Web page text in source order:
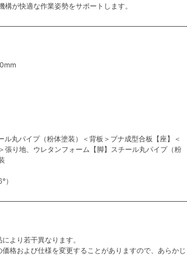
が快適な作業姿勢をサポートします。
丸パイプ（粉体塗装）＜背板＞ブナ成型合板【座】＜
張り地、ウレタンフォーム【脚】スチール丸パイプ（粉
）
より若干異なります。
格および仕様を変更することがありますので、あらかじ